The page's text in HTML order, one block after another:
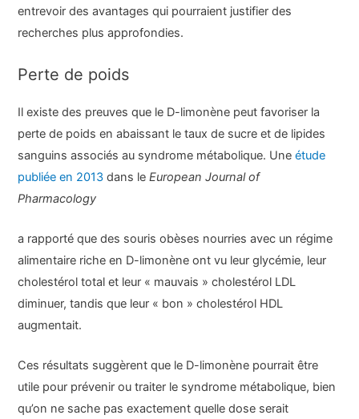
entrevoir des avantages qui pourraient justifier des
recherches plus approfondies.
Perte de poids
Il existe des preuves que le D-limonène peut favoriser la
perte de poids en abaissant le taux de sucre et de lipides
sanguins associés au syndrome métabolique. Uneétude
publiée en 2013 dans leEuropean Journal of
Pharmacology
a rapporté que des souris obèses nourries avec un régime
alimentaire riche en D-limonène ont vu leur glycémie, leur
cholestérol total et leur « mauvais » cholestérol LDL
diminuer, tandis que leur « bon » cholestérol HDL
augmentait.
Ces résultats suggèrent que le D-limonène pourrait être
utile pour prévenir ou traiter le syndrome métabolique, bien
qu’on ne sache pas exactement quelle dose serait